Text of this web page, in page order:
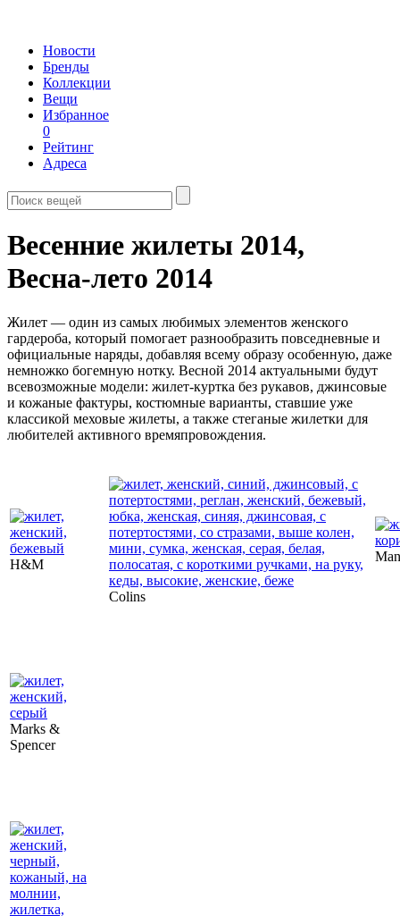
Новости
Бренды
Коллекции
Вещи
Избранное
0
Рейтинг
Адреса
Весенние жилеты 2014,
Весна-лето 2014
Жилет — один из самых любимых элементов женского
гардероба, который помогает разнообразить повседневные и
официальные наряды, добавляя всему образу особенную, даже
немножко богемную нотку. Весной 2014 актуальными будут
всевозможные модели: жилет-куртка без рукавов, джинсовые
и кожаные фактуры, костюмные варианты, ставшие уже
классикой меховые жилеты, а также стеганые жилетки для
любителей активного времяпровождения.
H&M
Colins
Marks &
Spencer